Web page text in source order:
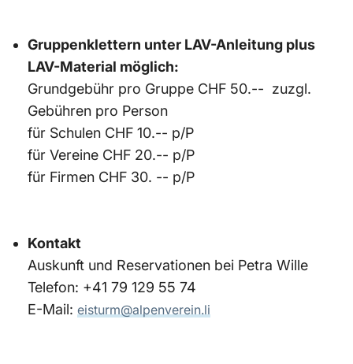
Gruppenklettern unter LAV-Anleitung plus
LAV-Material möglich:
Grundgebühr pro Gruppe CHF 50.-- zuzgl.
Gebühren pro Person
für Schulen CHF 10.-- p/P
für Vereine CHF 20.-- p/P
für Firmen CHF 30. -- p/P
Kontakt
Auskunft und Reservationen bei Petra Wille
Telefon: +41 79 129 55 74
E-Mail: eisturm@alpenverein.li